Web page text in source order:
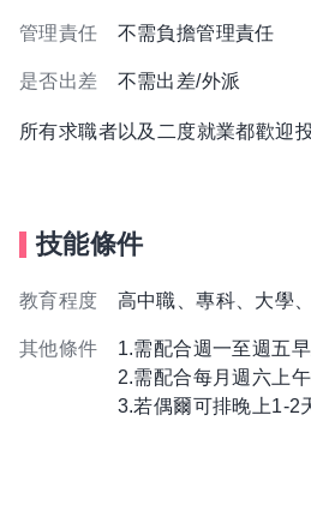
管理責任 不需負擔管理責任
是否出差 不需出差/外派
所有求職者以及二度就業都歡迎
技能條件
教育程度 高中職、專科、大學
其他條件
1.需配合週一至週五
2.需配合每月週六上
3.若偶爾可排晚上1-2